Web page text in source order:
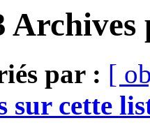
Archives
par : [
sur cette